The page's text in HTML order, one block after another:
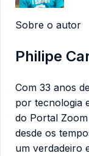
Sobre o autor
Philipe
Com 33 anos
por tecnologia
do Portal
desde os
um verdadeiro